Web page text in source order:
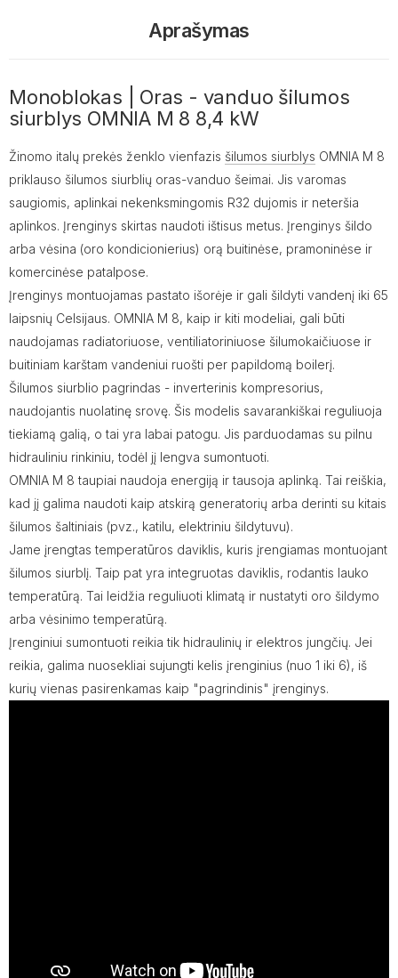
Aprašymas
Monoblokas | Oras - vanduo šilumos
siurblys OMNIA M 8 8,4 kW
Žinomo italų prekės ženklo vienfazis šilumos siurblys OMNIA M 8
priklauso šilumos siurblių oras-vanduo šeimai. Jis varomas
saugiomis, aplinkai nekenksmingomis R32 dujomis ir neteršia
aplinkos. Įrenginys skirtas naudoti ištisus metus. Įrenginys šildo
arba vėsina (oro kondicionierius) orą buitinėse, pramoninėse ir
komercinėse patalpose.
Įrenginys montuojamas pastato išorėje ir gali šildyti vandenį iki 65
laipsnių Celsijaus. OMNIA M 8, kaip ir kiti modeliai, gali būti
naudojamas radiatoriuose, ventiliatoriniuose šilumokaičiuose ir
buitiniam karštam vandeniui ruošti per papildomą boilerį.
Šilumos siurblio pagrindas - inverterinis kompresorius,
naudojantis nuolatinę srovę. Šis modelis savarankiškai reguliuoja
tiekiamą galią, o tai yra labai patogu. Jis parduodamas su pilnu
hidrauliniu rinkiniu, todėl jį lengva sumontuoti.
OMNIA M 8 taupiai naudoja energiją ir tausoja aplinką. Tai reiškia,
kad jį galima naudoti kaip atskirą generatorių arba derinti su kitais
šilumos šaltiniais (pvz., katilu, elektriniu šildytuvu).
Jame įrengtas temperatūros daviklis, kuris įrengiamas montuojant
šilumos siurblį. Taip pat yra integruotas daviklis, rodantis lauko
temperatūrą. Tai leidžia reguliuoti klimatą ir nustatyti oro šildymo
arba vėsinimo temperatūrą.
Įrenginiui sumontuoti reikia tik hidraulinių ir elektros jungčių. Jei
reikia, galima nuosekliai sujungti kelis įrenginius (nuo 1 iki 6), iš
kurių vienas pasirenkamas kaip "pagrindinis" įrenginys.